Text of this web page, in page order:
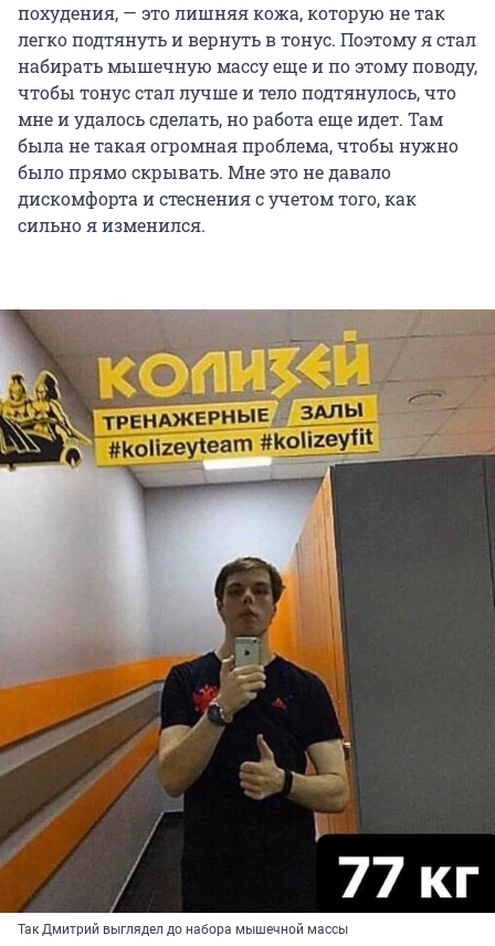
похудения, — это лишняя кожа, которую не так
легко подтянуть и вернуть в тонус. Поэтому я стал
набирать мышечную массу еще и по этому поводу,
чтобы тонус стал лучше и тело подтянулось, что
мне и удалось сделать, но работа еще идет. Там
была не такая огромная проблема, чтобы нужно
было прямо скрывать. Мне это не давало
дискомфорта и стеснения с учетом того, как
сильно я изменился.
Так Дмитрий выглядел до набора мышечной массы